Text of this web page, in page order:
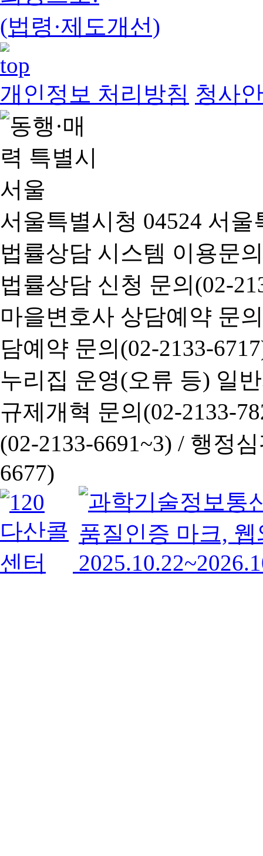
(법령·제도개선)
개인정보 처리방침 청사
서울특별시청 04524 서
법률상담 시스템 이용문
법률상담 신청 문의(02-
마을변호사 상담예약 문
담예약 문의(02-2133-
누리집 운영(오류 등) 일
규제개혁 문의(02-2133-
(02-2133-6691~3) / 행정심
6677)